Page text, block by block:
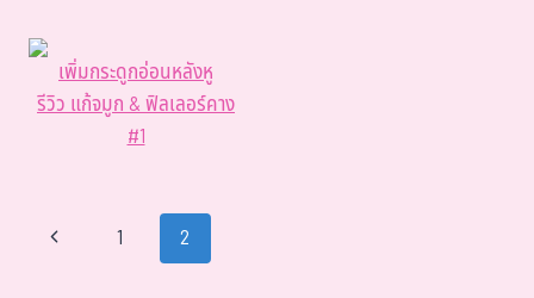
เพิ่มกระดูกอ่อนหลังหู
รีวิว แก้จมูก & ฟิลเลอร์คาง
#1
1 2